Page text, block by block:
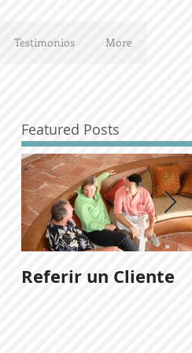
Testimonios More
Featured Posts
Referir un Cliente